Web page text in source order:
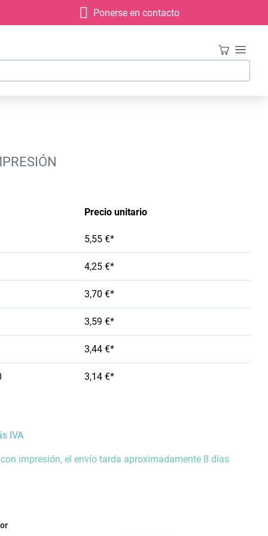
Ponerse en contacto
Precio unitario
5,55 €*
4,25 €*
3,70 €*
3,59 €*
3,44 €*
3,14 €*
IVA
impresión, el envío tarda aproximadamente 8 días